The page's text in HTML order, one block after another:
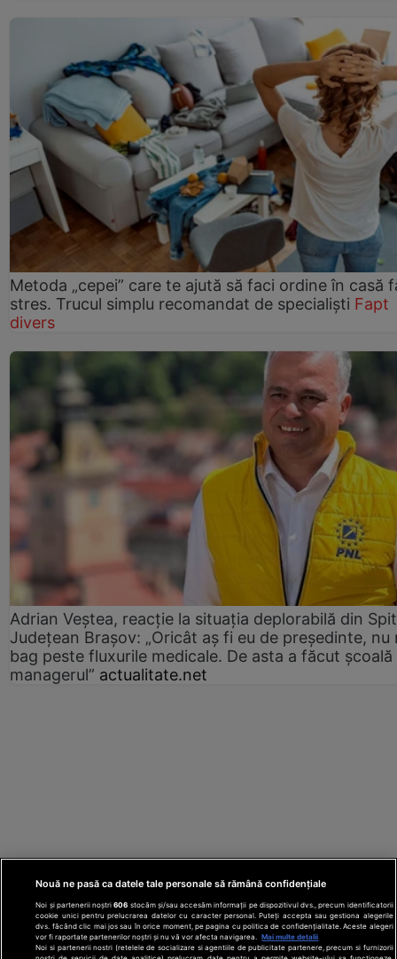
Metoda „cepei” care te ajută să faci ordine în casă
stres. Trucul simplu recomandat de specialiști Fapt
divers
Adrian Veștea, reacție la situația deplorabilă din
Județean Brașov: „Oricât aș fi eu de președinte, nu
bag peste fluxurile medicale. De asta a făcut școală
managerul” actualitate.net
Nouă ne pasă ca datele tale personale să rămână confidențiale
Noi și partenerii noștri606 stocăm și/sau accesăm informații pe dispozitivul dvs., precum identificatorii
cookie unici pentru prelucrarea datelor cu caracter personal. Puteți accepta sau gestiona alegerile
dvs. făcând clic mai jos sau în orice moment, pe pagina cu politica de confidențialitate. Aceste alegeri
vor fi raportate partenerilor noștri și nu vă vor afecta navigarea.
Mai multe detalii
Noi si partenerii nostri (retelele de socializare si agentiile de publicitate partenere, precum si furnizorii